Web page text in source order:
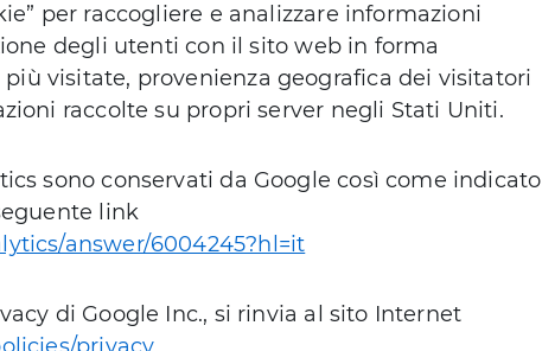
per raccogliere e analizzare informazioni
degli utenti con il sito web in forma
visitate, provenienza geografica dei visitatori
raccolte su propri server negli Stati Uniti.
sono conservati da Google così come indicato
link
answer/6004245?hl=it
di Google Inc., si rinvia al sito Internet